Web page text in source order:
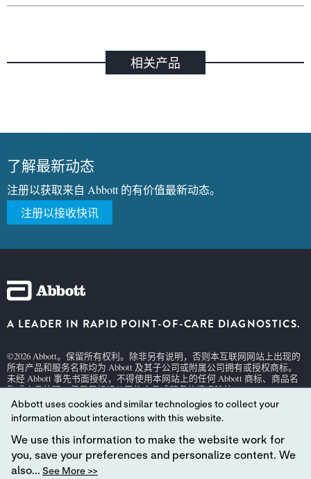
相关产品
了解最新动态
注册以获取来自 Abbott 的有价值最新动态。
注册以接收快讯
A LEADER IN RAPID POINT-OF-CARE DIAGNOSTICS.
©2026 Abbott。保留所有权利。除非另有说明，否则本互联网网站上出现的
所有产品和服务名称均为 Abbott 及其子公司或附属公司拥有或授权商标。
未经 Abbott 事先书面授权，不得使用本网站上的任何 Abbott 商标、商品名
称或商品外观，但用于标识公司的产品或服务的情况除外。
本网站受适用的美国法律和政府法规管辖。此处所含的产品和信息可能无
法在所有国家/地区访问，Abbott 对于可能不符合当地国家/地区法律程序、
您对本网站及其所含信息的使用须遵守我们的
网站条款和条件 及
私隐政
策。所示照片仅作说明之用。照片中的任何人均为模特。 GDPR 声明
Abbott uses cookies and similar technologies to collect your
information about interactions with this website.
We use this information to make the website work for
you, save your preferences and personalize content. We
also... See More >>